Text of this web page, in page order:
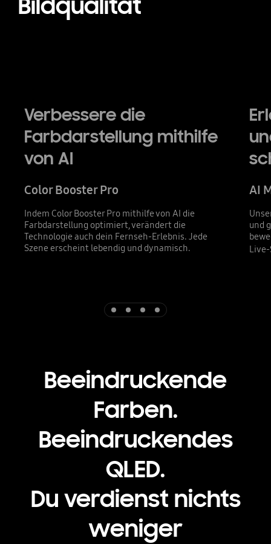
Bildqualität
Verbessere die
Farbdarstellung mithilfe
von AI
Color Booster Pro
Indem Color Booster Pro mithilfe von AI die
Farbdarstellung optimiert, verändert die
Technologie auch dein Fernseh-Erlebnis. Jede
Szene erscheint lebendig und dynamisch.
AI
und
Beeindruckende
Farben.
Beeindruckendes
QLED.
Du verdienst nichts
weniger